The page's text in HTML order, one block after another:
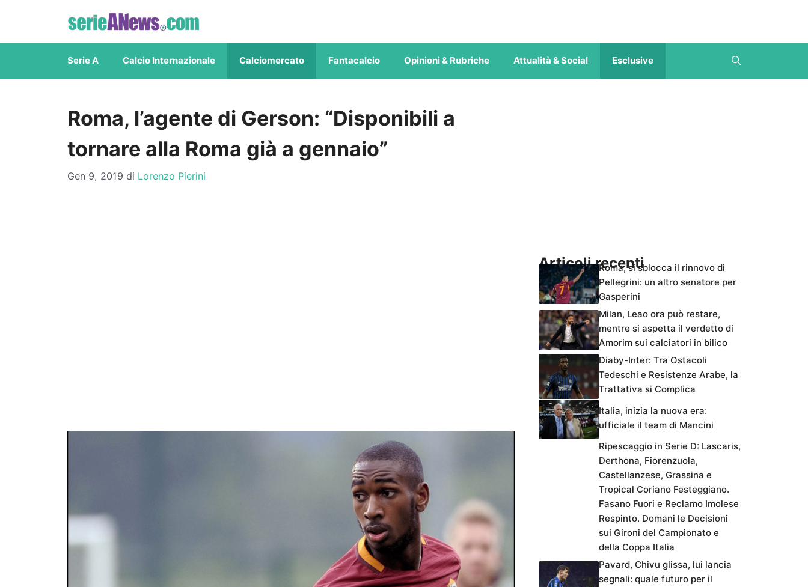
contenuto
Serie A Calcio Internazionale Calciomercato Fantacalcio Opinioni & Rubriche Attualità & Social Esclusive
Roma, l’agente di Gerson: “Disponibili a
tornare alla Roma già a gennaio”
Gen 9, 2019 di Lorenzo Pierini
Articoli recentiRoma, si sblocca il rinnovo di
Pellegrini: un altro senatore per
Gasperini
Milan, Leao ora può restare,
mentre si aspetta il verdetto di
Amorim sui calciatori in bilico
Diaby-Inter: Tra Ostacoli
Tedeschi e Resistenze Arabe, la
Trattativa si Complica
Italia, inizia la nuova era:
ufficiale il team di Mancini
Ripescaggio in Serie D: Lascaris,
Derthona, Fiorenzuola,
Castellanzese, Grassina e
Tropical Coriano Festeggiano.
Fasano Fuori e Reclamo Imolese
Respinto. Domani le Decisioni
sui Gironi del Campionato e
della Coppa Italia
Pavard, Chivu glissa, lui lancia
segnali: quale futuro per il